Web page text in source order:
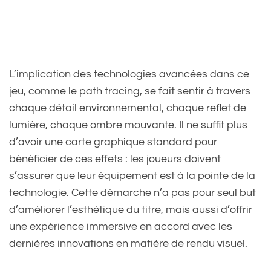
L’implication des technologies avancées dans ce
jeu, comme le path tracing, se fait sentir à travers
chaque détail environnemental, chaque reflet de
lumière, chaque ombre mouvante. Il ne suffit plus
d’avoir une carte graphique standard pour
bénéficier de ces effets : les joueurs doivent
s’assurer que leur équipement est à la pointe de la
technologie. Cette démarche n’a pas pour seul but
d’améliorer l’esthétique du titre, mais aussi d’offrir
une expérience immersive en accord avec les
dernières innovations en matière de rendu visuel.